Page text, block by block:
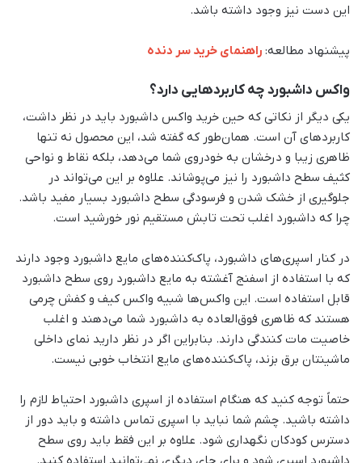
این دست نیز وجود داشته باشد.
پیشنهاد مطالعه: راهنمای خرید سر دنده
واکس داشبورد چه کاربردهایی دارد؟
یکی دیگر از نکاتی که حین خرید واکس داشبورد باید در نظر داشت،
کاربردهای آن است. همان‌طور که گفته شد، این محصول نه تنها
ظاهری زیبا و درخشان به خودروی شما می‌دهد، بلکه نقاط و نواحی
کثیف سطح داشبورد را نیز می‌پوشاند. علاوه بر این می‌تواند در
جلوگیری از خشک شدن و فرسودگی سطح داشبورد بسیار مفید باشد.
چرا که داشبورد اغلب تحت تابش مستقیم نور خورشید است.
در کنار اسپری‌های داشبورد، پاک‌کننده‌های مایع داشبورد وجود دارند
که با استفاده از اسفنج آغشته به مایع داشبورد روی سطح داشبورد
قابل استفاده است. این واکس‌ها شبیه واکس کیف و کفش چرمی
هستند که ظاهری فوق‌العاده به داشبورد شما می‌دهند و اغلب
خاصیت مات کنندگی دارند. بنابراین اگر در نظر دارید نمای داخلی
ماشینتان برق بزند، پاک‌کننده‌های مایع انتخاب خوبی نیست.
حتماً توجه کنید که هنگام استفاده از اسپری داشبورد احتیاط لازم را
داشته باشید. چشم شما نباید با اسپری تماس داشته و باید دور از
دسترس کودکان نگهداری شود. علاوه بر این فقط باید روی سطح